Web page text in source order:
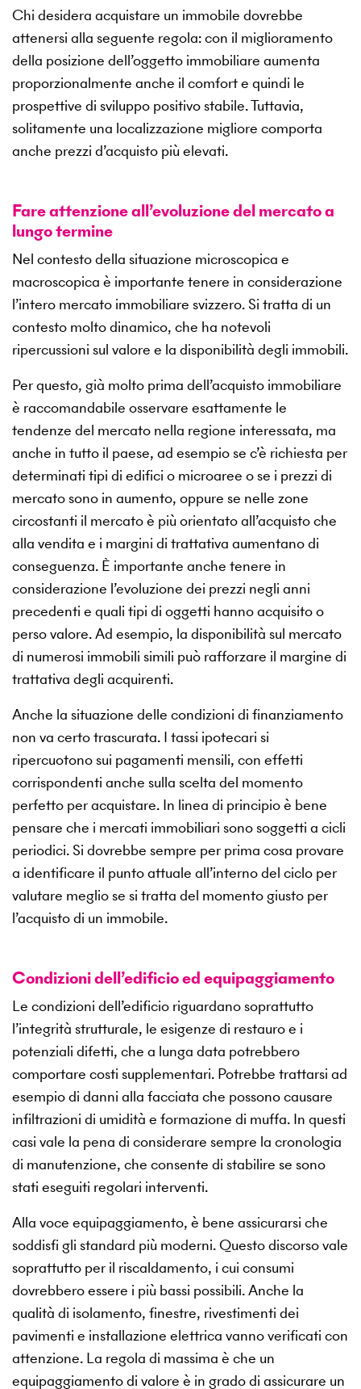
Chi desidera acquistare un immobile dovrebbe
attenersi alla seguente regola: con il miglioramento
della posizione dell’oggetto immobiliare aumenta
proporzionalmente anche il comfort e quindi le
prospettive di sviluppo positivo stabile. Tuttavia,
solitamente una localizzazione migliore comporta
anche prezzi d’acquisto più elevati.
Fare attenzione all’evoluzione del mercato a
lungo termine
Nel contesto della situazione microscopica e
macroscopica è importante tenere in considerazione
l’intero mercato immobiliare svizzero. Si tratta di un
contesto molto dinamico, che ha notevoli
ripercussioni sul valore e la disponibilità degli immobili.
Per questo, già molto prima dell’acquisto immobiliare
è raccomandabile osservare esattamente le
tendenze del mercato nella regione interessata, ma
anche in tutto il paese, ad esempio se c’è richiesta per
determinati tipi di edifici o microaree o se i prezzi di
mercato sono in aumento, oppure se nelle zone
circostanti il mercato è più orientato all’acquisto che
alla vendita e i margini di trattativa aumentano di
conseguenza. È importante anche tenere in
considerazione l’evoluzione dei prezzi negli anni
precedenti e quali tipi di oggetti hanno acquisito o
perso valore. Ad esempio, la disponibilità sul mercato
di numerosi immobili simili può rafforzare il margine di
trattativa degli acquirenti.
Anche la situazione delle condizioni di finanziamento
non va certo trascurata. I tassi ipotecari si
ripercuotono sui pagamenti mensili, con effetti
corrispondenti anche sulla scelta del momento
perfetto per acquistare. In linea di principio è bene
pensare che i mercati immobiliari sono soggetti a cicli
periodici. Si dovrebbe sempre per prima cosa provare
a identificare il punto attuale all’interno del ciclo per
valutare meglio se si tratta del momento giusto per
l’acquisto di un immobile.
Condizioni dell’edificio ed equipaggiamento
Le condizioni dell’edificio riguardano soprattutto
l’integrità strutturale, le esigenze di restauro e i
potenziali difetti, che a lunga data potrebbero
comportare costi supplementari. Potrebbe trattarsi ad
esempio di danni alla facciata che possono causare
infiltrazioni di umidità e formazione di muffa. In questi
casi vale la pena di considerare sempre la cronologia
di manutenzione, che consente di stabilire se sono
stati eseguiti regolari interventi.
Alla voce equipaggiamento, è bene assicurarsi che
soddisfi gli standard più moderni. Questo discorso vale
soprattutto per il riscaldamento, i cui consumi
dovrebbero essere i più bassi possibili. Anche la
qualità di isolamento, finestre, rivestimenti dei
pavimenti e installazione elettrica vanno verificati con
attenzione. La regola di massima è che un
equipaggiamento di valore è in grado di assicurare un